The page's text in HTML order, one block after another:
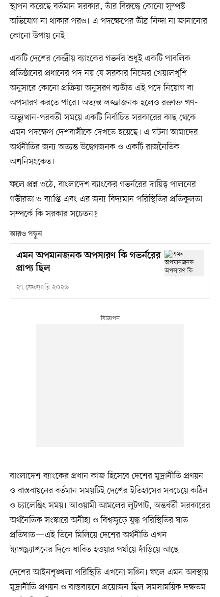
স্থাপন করেছে বর্তমান সরকার, তাঁর বিরুদ্ধে কোনো সুস্পষ্ট
অভিযোগ না থাকার পরও। এ পদক্ষেপের তীব্র নিন্দা না জানানোর
কোনো উপায় নেই।
একটি দেশের কেন্দ্রীয় ব্যাংকের গভর্নর শুধুই একটি পাবলিক
প্রতিষ্ঠানের প্রধানের পদ নয় যে সরকার নিজের খেয়ালখুশি
অনুসারে কোনো প্রক্রিয়া অনুসরণ ব্যতীত এই পদে নিয়োগ বা
অপসারণ করতে পারে। অত্যন্ত লজ্জাজনক হলেও রক্তাক্ত গণ-
অভ্যুত্থান-পরবর্তী সময়ে একটি নির্বাচিত সরকারের কাছ থেকে
এমন পদক্ষেপ দেশবাসীকে দেখতে হয়েছে। এ ঘটনা আমাদের
অর্থনীতির জন্য অত্যন্ত উদ্বেগজনক ও একটি রাজনৈতিক
অশনিসংকেত।
ফলে প্রশ্ন ওঠে, বাংলাদেশ ব্যাংকের গভর্নরের দায়িত্ব পালনের
গভীরতা ও ব্যাপ্তি এবং এর জন্য বিদ্যমান পরিস্থিতির প্রতিকূলতা
সম্পর্কে কি সরকার সচেতন?
আরও পড়ুন
এমন অপমানজনক অপসারণ কি গভর্নরের
প্রাপ্য ছিল
২৭ ফেব্রুয়ারি ২০২৬
বাংলাদেশ ব্যাংকের প্রধান কাজ হিসেবে দেশের মুদ্রানীতি প্রণয়ন
ও বাস্তবায়নের বর্তমান সময়টিই দেশের ইতিহাসের সবচেয়ে কঠিন
ও চ্যালেঞ্জিং সময়। আওয়ামী আমলের লুটপাট, অন্তর্বর্তী সরকারের
অর্থনৈতিক সংস্কারে অনীহা ও বিশ্বজুড়ে যুদ্ধ পরিস্থিতির ঘাত-
প্রতিঘাত—এই তিনে মিলিয়ে দেশের অর্থনীতি এখন
স্ট্যাগফ্ল্যাশনের দিকে ধাবিত হওয়ার পর্যায়ে দাঁড়িয়ে আছে।
দেশের আইনশৃঙ্খলা পরিস্থিতি এখনো সঙিন। ফলে এমন অবস্থায়
মুদ্রানীতি প্রণয়ন ও বাস্তবায়নে প্রয়োজন ছিল সমসাময়িক দক্ষতম